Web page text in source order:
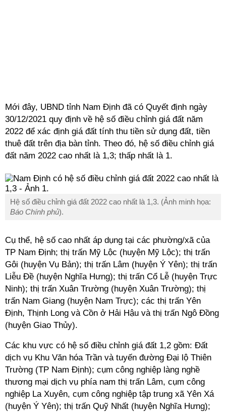
Mới đây, UBND tỉnh Nam Định đã có Quyết định ngày
30/12/2021 quy định về hệ số điều chỉnh giá đất năm
2022 để xác định giá đất tính thu tiền sử dụng đất, tiền
thuê đất trên địa bàn tỉnh. Theo đó, hệ số điều chỉnh giá
đất năm 2022 cao nhất là 1,3; thấp nhất là 1.
Hệ số điều chỉnh giá đất 2022 cao nhất là 1,3. (Ảnh minh họa:
Báo Chính phủ).
Cụ thể, hệ số cao nhất áp dụng tại các phường/xã của
TP Nam Định; thị trấn Mỹ Lộc (huyện Mỹ Lộc); thị trấn
Gôi (huyện Vụ Bản); thị trấn Lâm (huyện Ý Yên); thị trấn
Liễu Đề (huyện Nghĩa Hưng); thị trấn Cổ Lễ (huyện Trực
Ninh); thị trấn Xuân Trường (huyện Xuân Trường); thị
trấn Nam Giang (huyện Nam Trực); các thị trấn Yên
Định, Thịnh Long và Cồn ở Hải Hậu và thị trấn Ngô Đồng
(huyện Giao Thủy).
Các khu vực có hệ số điều chỉnh giá đất 1,2 gồm: Đất
dịch vụ Khu Văn hóa Trần và tuyến đường Đại lộ Thiên
Trường (TP Nam Định); cụm công nghiệp làng nghề
thương mại dịch vụ phía nam thị trấn Lâm, cụm công
nghiệp La Xuyên, cụm công nghiệp tập trung xã Yên Xá
(huyện Ý Yên); thị trấn Quỹ Nhất (huyện Nghĩa Hưng);